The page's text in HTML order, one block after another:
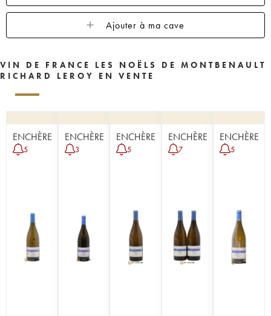
Ajouter à ma cave
VIN DE FRANCE LES NOËLS DE MONTBENAULT
RICHARD LEROY EN VENTE
ENCHÈRE
5
ENCHÈRE
3
ENCHÈRE
5
ENCHÈRE
7
ENCHÈRE
5